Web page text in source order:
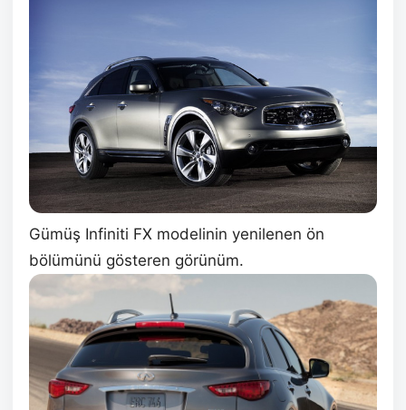
Gümüş Infiniti FX modelinin yenilenen ön
bölümünü gösteren görünüm.